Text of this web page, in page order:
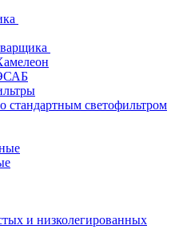
стандартным светофильтром
и низколегированных